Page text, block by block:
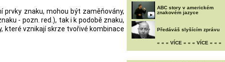
znaku, mohou být zaměňovány,
- pozn. red.), tak i k podobě znaku,
které vznikají skrze tvořivé kombinace
ABC story v americkém
znakovém jazyce
Předáváš slyšícím zprávu
« « « VÍCE « « « VÍCE « « «